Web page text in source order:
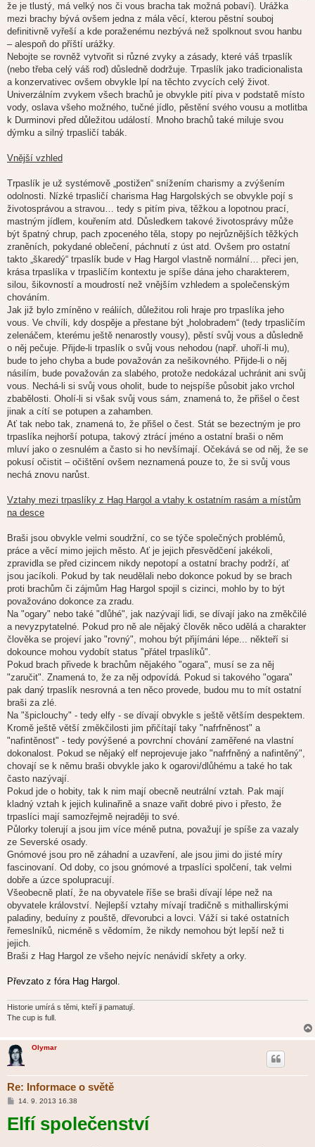
že je tlustý, má velký nos či vous bracha tak možná pobaví). Urážka
mezi brachy bývá ovšem jedna z mála věcí, kterou pěstní souboj
definitivně vyřeší a kde poraženému nezbývá než spolknout svou hanbu
– alespoň do příští urážky.
Nebojte se rovněž vytvořit si různé zvyky a zásady, které váš trpaslík
(nebo třeba celý váš rod) důsledně dodržuje. Trpaslík jako tradicionalista
a konzervativec ovšem obvykle lpí na těchto zvycích celý život.
Univerzálním zvykem všech brachů je obvykle pití piva v podstatě místo
vody, oslava všeho možného, tučné jídlo, pěstění svého vousu a motlitba
k Durminovi před důležitou událostí. Mnoho brachů také miluje svou
dýmku a silný trpasličí tabák.
Vnější vzhled
Trpaslík je už systémově „postižen“ snížením charismy a zvýšením
odolnosti. Nízké trpasličí charisma Hag Hargolských se obvykle pojí s
životosprávou a stravou… tedy s pitím piva, těžkou a lopotnou prací,
mastným jídlem, kouřením atd. Důsledkem takové životosprávy může
být špatný chrup, pach zpoceného těla, stopy po nejrůznějších těžkých
zraněních, pokydané oblečení, páchnutí z úst atd. Ovšem pro ostatní
takto „škaredý“ trpaslík bude v Hag Hargol vlastně normální… přeci jen,
krása trpaslíka v trpasličím kontextu je spíše dána jeho charakterem,
silou, šikovností a moudrostí než vnějším vzhledem a společenským
chováním.
Jak již bylo zmíněno v reáliích, důležitou roli hraje pro trpaslíka jeho
vous. Ve chvíli, kdy dospěje a přestane být „holobradem“ (tedy trpasličím
zelenáčem, kterému ještě nenarostly vousy), pěstí svůj vous a důsledně
o něj pečuje. Přijde-li trpaslík o svůj vous nehodou (např. uhoří-li mu),
bude to jeho chyba a bude považován za nešikovného. Přijde-li o něj
násilím, bude považován za slabého, protože nedokázal uchránit ani svůj
vous. Nechá-li si svůj vous oholit, bude to nejspíše působit jako vrchol
zbabělosti. Oholí-li si však svůj vous sám, znamená to, že přišel o čest
jinak a cítí se potupen a zahamben.
Ať tak nebo tak, znamená to, že přišel o čest. Stát se bezectným je pro
trpaslíka nejhorší potupa, takový ztrácí jméno a ostatní braši o něm
mluví jako o zesnulém a často si ho nevšímají. Očekává se od něj, že se
pokusí očistit – očištění ovšem neznamená pouze to, že si svůj vous
nechá znovu narůst.
Vztahy mezi trpaslíky z Hag Hargol a vtahy k ostatním rasám a místům
na desce
Braši jsou obvykle velmi soudržní, co se týče společných problémů,
práce a věcí mimo jejich město. Ať je jejich přesvědčení jakékoli,
zpravidla se před cizincem nikdy nepotopí a ostatní brachy podrží, ať
jsou jacíkoli. Pokud by tak neudělali nebo dokonce pokud by se brach
proti brachům či zájmům Hag Hargol spojil s cizinci, mohlo by to být
považováno dokonce za zradu.
Na "ogary" nebo také "dlůhé", jak nazývají lidi, se dívají jako na změkčilé
a nevyzpytatelné. Pokud pro ně ale nějaký člověk něco udělá a charakter
člověka se projeví jako "rovný", mohou být přijímáni lépe... někteří si
dokounce mohou vydobít status "přátel trpaslíků".
Pokud brach přivede k brachům nějakého "ogara", musí se za něj
"zaručit". Znamená to, že za něj odpovídá. Pokud si takového "ogara"
pak daný trpaslík nesrovná a ten něco provede, budou mu to mít ostatní
braši za zlé.
Na "špiclouchy" - tedy elfy - se dívají obvykle s ještě větším despektem.
Kromě ještě větší změkčilosti jim přičítají taky "nafrfněnost" a
"nafintěnost" - tedy povýšené a povrchní chování zaměřené na vlastní
dokonalost. Pokud se nějaký elf neprojevuje jako "nafrfněný a nafintěný",
chovají se k němu braši obvykle jako k ogarovi/dlůhému a také ho tak
často nazývají.
Pokud jde o hobity, tak k nim mají obecně neutrální vztah. Pak mají
kladný vztah k jejich kulinařině a snaze vařit dobré pivo i přesto, že
trpaslíci mají samozřejmě nejraději to své.
Půlorky tolerují a jsou jim více méně putna, považují je spíše za vazaly
ze Severské osady.
Gnómové jsou pro ně záhadní a uzavření, ale jsou jimi do jisté míry
fascinovaní. Od doby, co jsou gnómové a trpaslíci spolčení, tak velmi
dobře a úzce spolupracují.
Všeobecně platí, že na obyvatele říše se braši dívají lépe než na
obyvatele království. Nejlepší vztahy mívají tradičně s mithallirskými
paladiny, beduíny z pouště, dřevorubci a lovci. Váží si také ostatních
řemeslníků, nicméně s vědomím, že nikdy nemohou být lepší než ti
jejich.
Braši z Hag Hargol ze všeho nejvíc nenávidí skřety a orky.
Převzato z fóra Hag Hargol.
Historie umírá s těmi, kteří ji pamatují.
The cup is full.
Olymar
Re: Informace o světě
P
í
s
14. 9. 2013 16.38
Elfí společenství